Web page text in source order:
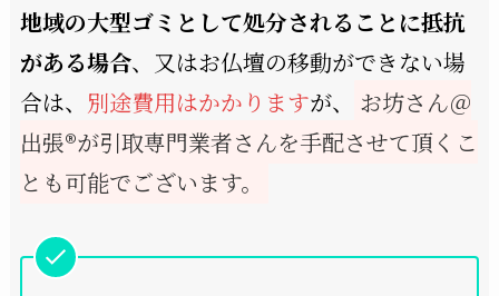
地域の大型ゴミとして処分されることに抵抗
がある場合、又はお仏壇の移動ができない場
合は、 別途費用はかかりますが、
お坊さん＠
出張®︎が引取専門業者さんを手配させて頂くこ
とも可能でございます。